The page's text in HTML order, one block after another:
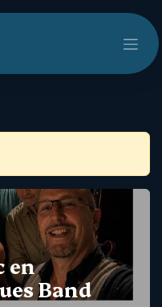
en
Band